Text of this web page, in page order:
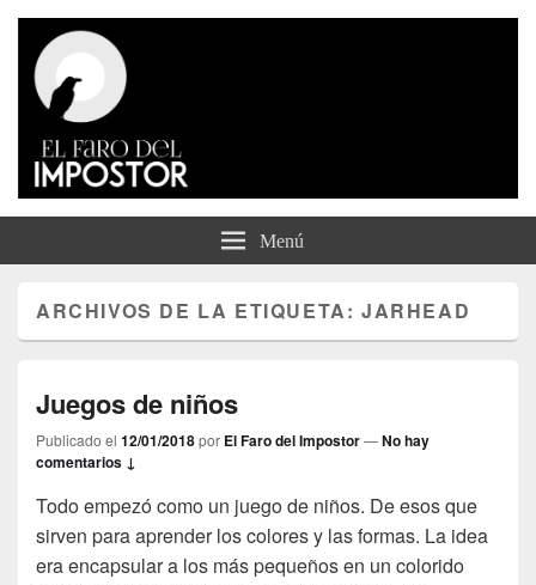
El Faro del Impostor
Menú
ARCHIVOS DE LA ETIQUETA:JARHEAD
Juegos de niños
Publicado el 12/01/2018por El Faro del Impostor—No hay
comentarios ↓
Todo empezó como un juego de niños. De esos que
sirven para aprender los colores y las formas. La idea
era encapsular a los más pequeños en un colorido